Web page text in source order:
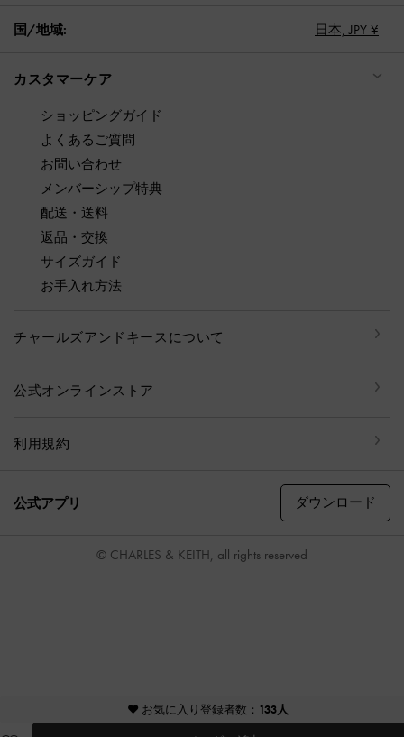
♥ お気に入り登録者数： 133人
国/地域: 日本, JPY ¥
カスタマーケア
ショッピングガイド
よくあるご質問
お問い合わせ
メンバーシップ特典
配送・送料
返品・交換
サイズガイド
お手入れ方法
チャールズアンドキースについて
公式オンラインストア
利用規約
公式アプリ ダウンロード
© CHARLES & KEITH, all rights reserved